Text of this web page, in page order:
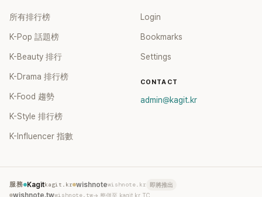
所有排行榜
K-Pop 話題榜
K-Beauty 排行
K-Drama 排行榜
K-Food 趨勢
K-Style 排行榜
K-Influencer 指數
Login
Bookmarks
Settings
CONTACT
admin@kagit.kr
服務 Kagitkagit.kr wishnotewishnote.kr 即將推出
wishnote.twwishnote.tw→ 整併至 kagit.kr TC